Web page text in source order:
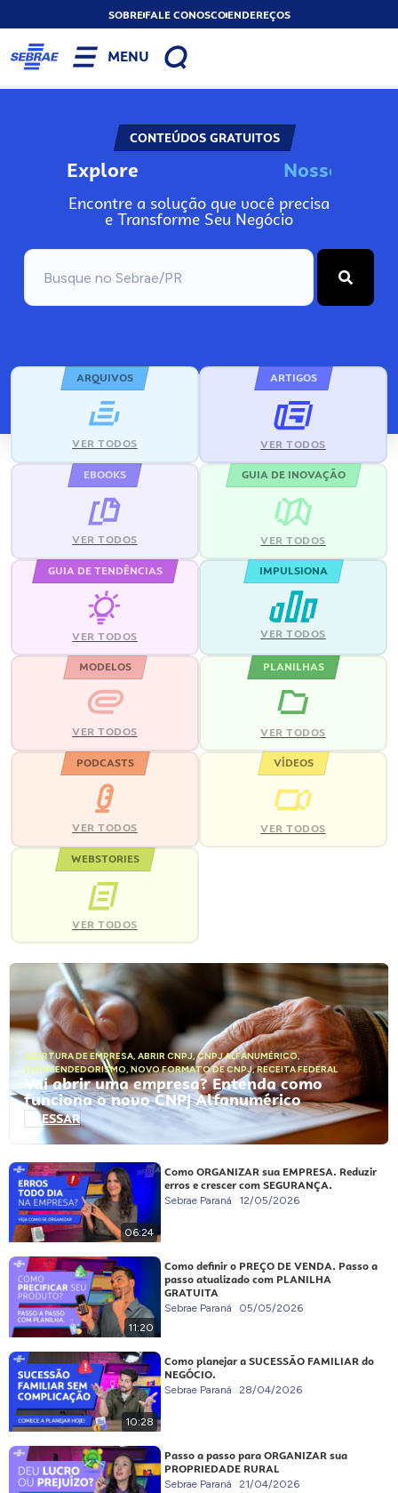
SOBREFALE CONOSCOENDEREÇOS
MENU
CONTEÚDOS GRATUITOS
Explore Nosso
Encontre a solução que você precisa
e Transforme Seu Negócio
ARQUIVOS
VER TODOS
ARTIGOS
VER TODOS
EBOOKS
VER TODOS
GUIA DE INOVAÇÃO
VER TODOS
GUIA DE TENDÊNCIAS
VER TODOS
IMPULSIONA
VER TODOS
MODELOS
VER TODOS
PLANILHAS
VER TODOS
PODCASTS
VER TODOS
VÍDEOS
VER TODOS
WEBSTORIES
VER TODOS
ABERTURA DE EMPRESA, ABRIR CNPJ,CNPJ ALFANUMÉRICO,
EMPREENDEDORISMO, NOVO FORMATO DE CNPJ,RECEITA FEDERAL
Vai abrir uma empresa? Entenda como
funciona o novo CNPJ Alfanumérico
ACESSAR
06:24
Como ORGANIZAR sua EMPRESA. Reduzir
erros e crescer com SEGURANÇA.
Sebrae Paraná 12/05/2026
11:20
Como definir o PREÇO DE VENDA. Passo a
passo atualizado com PLANILHA
GRATUITA
Sebrae Paraná 05/05/2026
10:28
Como planejar a SUCESSÃO FAMILIAR do
NEGÓCIO.
Sebrae Paraná 28/04/2026
Passo a passo para ORGANIZAR sua
PROPRIEDADE RURAL
Sebrae Paraná 21/04/2026